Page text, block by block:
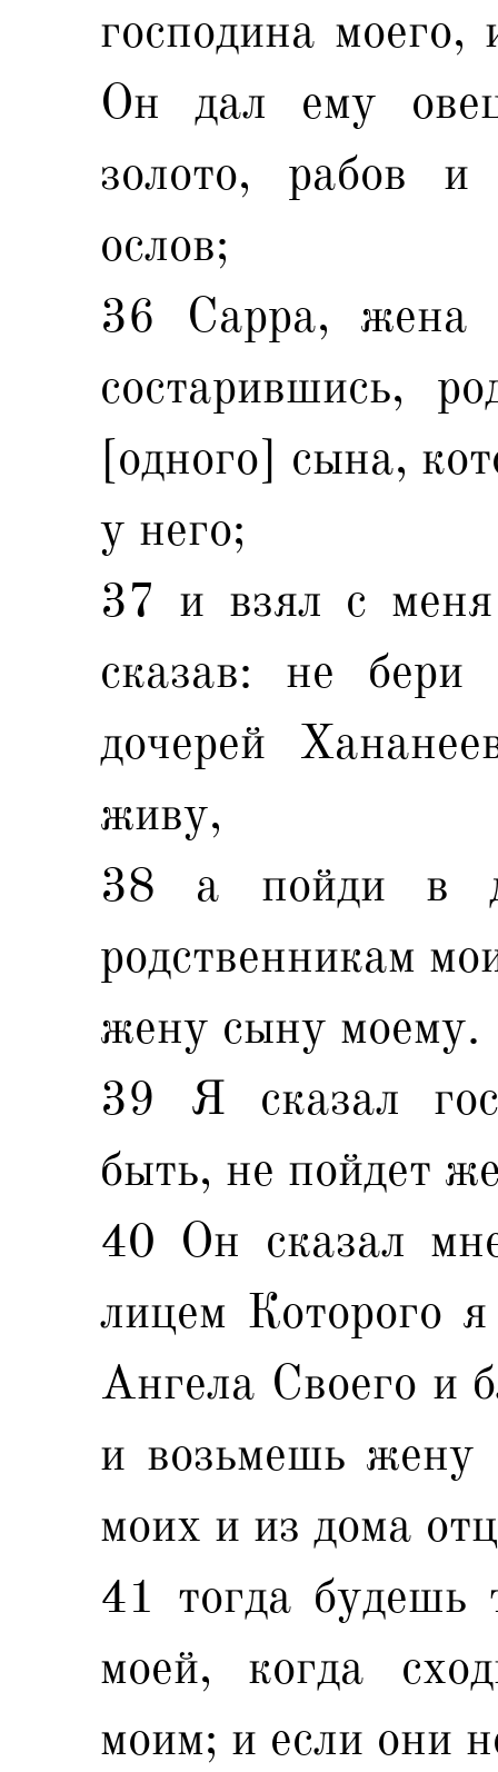
господина моего,
Он дал ему
золото, рабов
ослов;
36 Сарра, жена
состарившись,
[одного] сына,
у него;
37 и взял с
сказав: не
дочерей
живу,
38 а пойди в
родственникам
жену сыну моему.
39 Я сказал
быть, не пойдет
40 Он сказал
лицем Которого
Ангела Своего и
и возьмешь
моих и из дома
41 тогда будешь
моей, когда
моим; и если они